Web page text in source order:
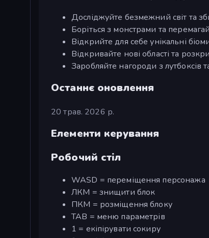
Досліджуйте безмежний світ та
Боріться з монстрами та
Відкрийте для себе унікальні
Відкривайте нові області та
Заробляйте нагороди з
Останнє оновлення
20 трав. 2026 р.
Елементи керування
Робочий стіл
WASD = переміщення персонажа
ЛКМ = знищити блок
ПКМ = розміщення блоку
TAB = меню параметрів
1 = екіпірувати сокиру